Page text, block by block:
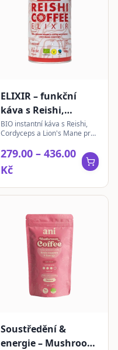
ELIXIR – funkční
káva s Reishi,
Cordyceps & Lion’s
Mane | instantní
BIO instantní káva s Reishi,
Cordyceps a Lion's Mane pro
složení. Ideální pro
279.00 – 436.00
Kč
Soustředění &
energie – Mushroom